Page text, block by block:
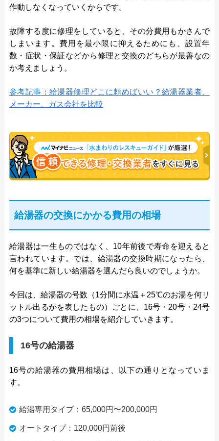
作動しなくなっていくからです。
故障する度に修理をしていると、その分費用もかさんで
しまいます。費用を最小限に抑えるためにも、設置年
数・症状・保証などから修理と交換のどちらが最善なの
か考えましょう。
参考記事：給湯器修理どこに頼めばいい？給湯器業者、
メーカー、ガス会社を比較
給湯器の交換にかかる費用の相場
給湯器は一生ものではなく、10年前後で寿命を迎えると
言われています。では、給湯器の交換時期になったら、
何を基準に新しい給湯器を選んだら良いのでしょうか。
今回は、給湯器の号数（1分間に水温＋25℃のお湯を何リ
ットル出るかを表したもの）ごとに、16号・20号・24号
の3つについて費用の相場を紹介していきます。
16号の給湯器
16号の給湯器の費用相場は、以下の通りとなっていま
す。
給湯専用タイプ：65,000円〜200,000円
オートタイプ：120,000円前後